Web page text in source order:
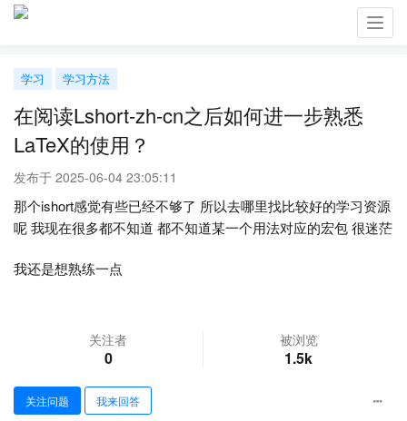
学习 学习方法
在阅读Lshort-zh-cn之后如何进一步熟悉
LaTeX的使用？
发布于 2025-06-04 23:05:11
那个ishort感觉有些已经不够了 所以去哪里找比较好的学习资源
呢 我现在很多都不知道 都不知道某一个用法对应的宏包 很迷茫
我还是想熟练一点
关注者
0
被浏览
1.5k
关注问题 我来回答